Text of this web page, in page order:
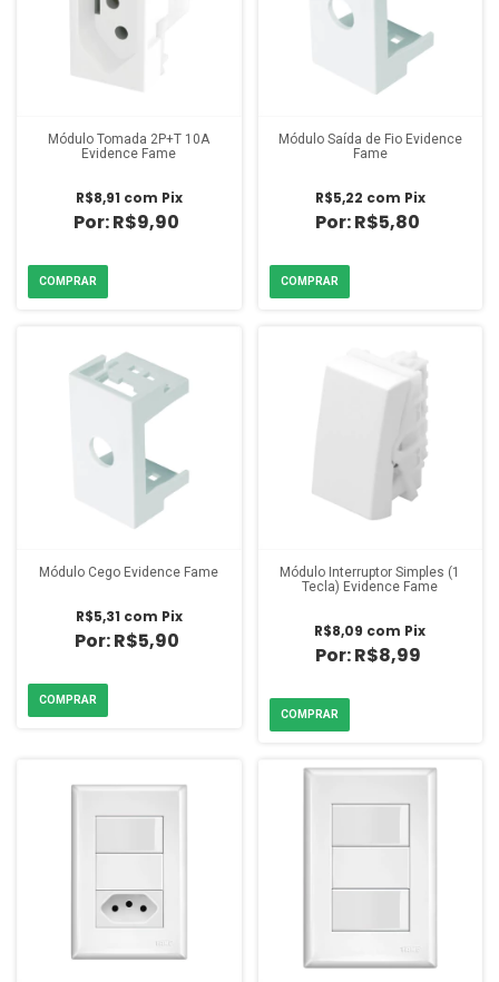
Módulo Tomada 2P+T 10A
Evidence Fame
R$9,90
R$8,91 com Pix
Módulo Saída de Fio Evidence
Fame
R$5,80
R$5,22 com Pix
Módulo Cego Evidence Fame
R$5,90
R$5,31 com Pix
Módulo Interruptor Simples (1
Tecla) Evidence Fame
R$8,99
R$8,09 com Pix